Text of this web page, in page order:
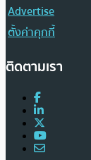
Advertise
ตั้งค่าคุกกี้
ติดตามเรา